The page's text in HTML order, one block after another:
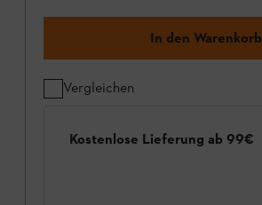
In den Warenkorb
Vergleichen
Kostenlose Lieferung ab 99€